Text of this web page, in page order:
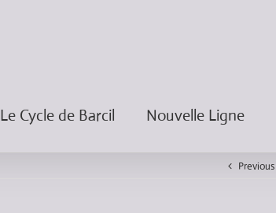
Le Cycle de Barcil Nouvelle Ligne
Previous